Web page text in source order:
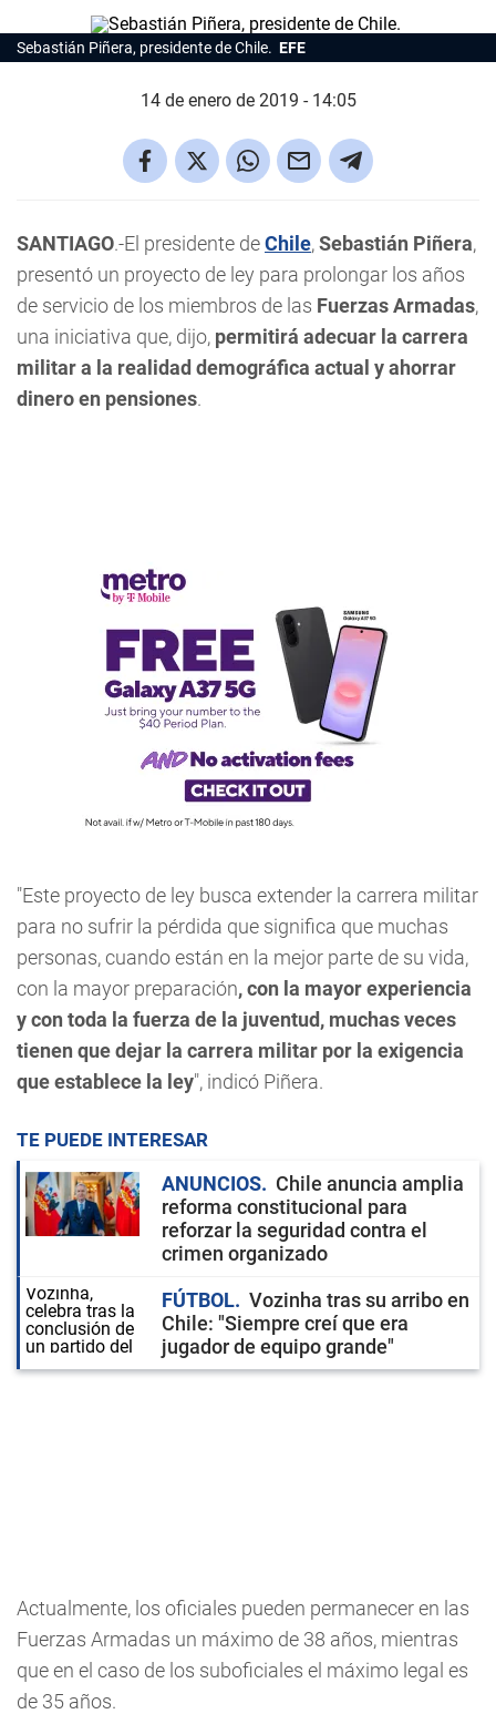
Sebastián Piñera, presidente de Chile. EFE
14 de enero de 2019 - 14:05
SANTIAGO.-El presidente deChile,Sebastián Piñera,
presentó un proyecto de ley para prolongar los años
de servicio de los miembros de las Fuerzas Armadas,
una iniciativa que, dijo, permitirá adecuar la carrera
militar a la realidad demográfica actual y ahorrar
dinero en pensiones.
"Este proyecto de ley busca extender la carrera militar
para no sufrir la pérdida que significa que muchas
personas, cuando están en la mejor parte de su vida,
con la mayor preparación, con la mayor experiencia
y con toda la fuerza de la juventud, muchas veces
tienen que dejar la carrera militar por la exigencia
que establece la ley", indicó Piñera.
TE PUEDE INTERESAR
ANUNCIOS
Chile anuncia amplia
reforma constitucional para
reforzar la seguridad contra el
crimen organizado
FÚTBOL
Vozinha tras su arribo en
Chile: "Siempre creí que era
jugador de equipo grande"
Actualmente, los oficiales pueden permanecer en las
Fuerzas Armadas un máximo de 38 años, mientras
que en el caso de los suboficiales el máximo legal es
de 35 años.